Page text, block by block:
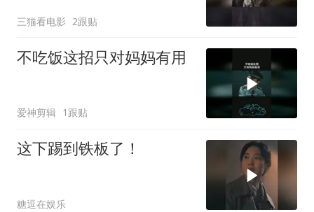
三猫看电影 2跟贴
不吃饭这招只对妈妈有用
爱神剪辑 1跟贴
这下踢到铁板了！
糖逗在娱乐